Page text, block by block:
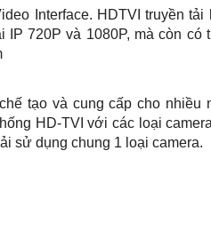
Interface. HDTVI truyền
720P và 1080P, mà còn có
tạo và cung cấp cho
HD-TVI với các loại
sử dụng chung 1 loại camera.